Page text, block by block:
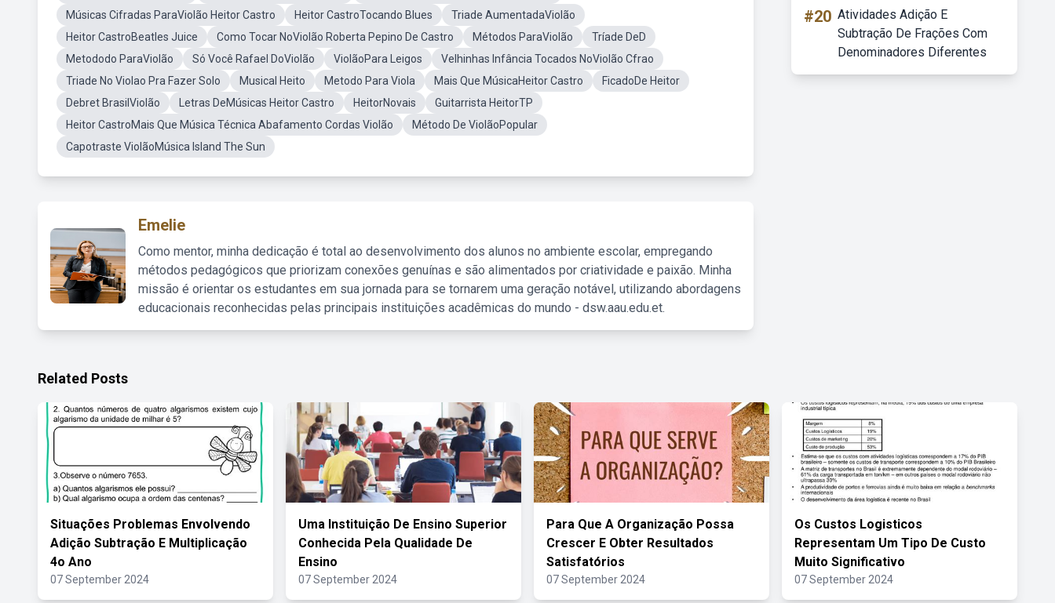
Músicas Cifradas ParaViolão Heitor Castro
Heitor CastroTocando Blues
Triade AumentadaViolão
Heitor CastroBeatles Juice
Como Tocar NoViolão Roberta Pepino De Castro Métodos ParaViolão
Tríade DeD
Metododo ParaViolão
Só Você Rafael DoViolão ViolãoPara Leigos
Velhinhas Infância Tocados NoViolão Cfrao
Triade No Violao Pra Fazer Solo
Musical Heito Metodo Para Viola Mais Que MúsicaHeitor Castro
FicadoDe Heitor
Debret BrasilViolão
Letras DeMúsicas Heitor Castro HeitorNovais
Guitarrista HeitorTP
Heitor CastroMais Que Música Técnica Abafamento Cordas Violão
Método De ViolãoPopular
Capotraste ViolãoMúsica Island The Sun
Emelie
Como mentor, minha dedicação é total ao desenvolvimento dos alunos no ambiente escolar, empregando
métodos pedagógicos que priorizam conexões genuínas e são alimentados por criatividade e paixão. Minha
missão é orientar os estudantes em sua jornada para se tornarem uma geração notável, utilizando abordagens
educacionais reconhecidas pelas principais instituições acadêmicas do mundo - dsw.aau.edu.et.
#20 Atividades Adição E
Subtração De Frações Com
Denominadores Diferentes
Related Posts
Situações Problemas Envolvendo
Adição Subtração E Multiplicação
4o Ano
07 September 2024
Uma Instituição De Ensino Superior
Conhecida Pela Qualidade De
Ensino
07 September 2024
Para Que A Organização Possa
Crescer E Obter Resultados
Satisfatórios
07 September 2024
Os Custos Logisticos
Representam Um Tipo De Custo
Muito Significativo
07 September 2024